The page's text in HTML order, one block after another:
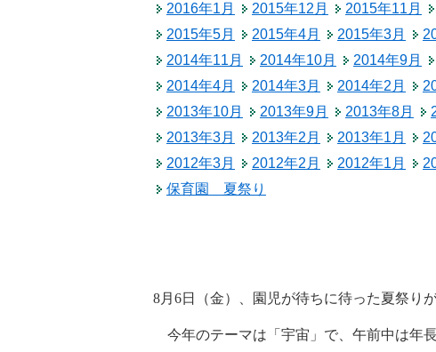
移住
2016年1月
2015年12月 2015年11月
2015年5月
2015年4月 2015年3月
2014年11月
2014年10月 2014年9月
2014年4月
2014年3月 2014年2月
2013年10月
2013年9月 2013年8月
2013年3月
2013年2月 2013年1月
2012年3月
2012年2月 2012年1月
保育園 夏祭り
8月6日（金）、園児が待ちに待った夏祭り
今年のテーマは「宇宙」で、午前中は年